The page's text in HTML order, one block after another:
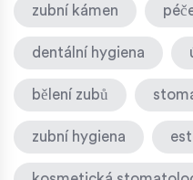
zubní kámen
dentální hygiena
bělení zubů
zubní hygiena